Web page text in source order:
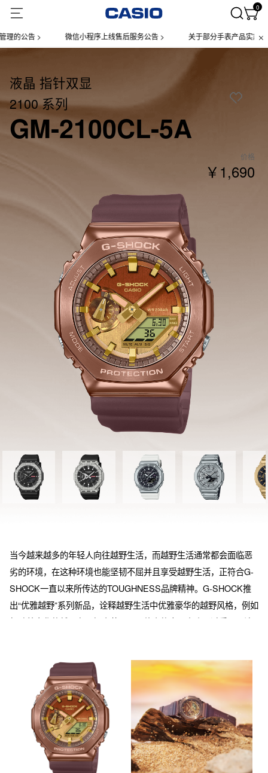
0
公告 > 微信小程序上线售后服务公告 > 关于部分手表产品实施【一
液晶 指针双显
2100 系列
GM-2100CL-5A
价格
￥1,690
当今越来越多的年轻人向往越野生活，而越野生活通常都会面临恶
劣的环境，在这种环境也能坚韧不屈并且享受越野生活，正符合G-
SHOCK一直以来所传达的TOUGHNESS品牌精神。G-SHOCK推
出“优雅越野”系列新品，诠释越野生活中优雅豪华的越野风格，例如
驾驶着豪华的越野车，探索荒野。三款表的金属表头通过采用IP涂